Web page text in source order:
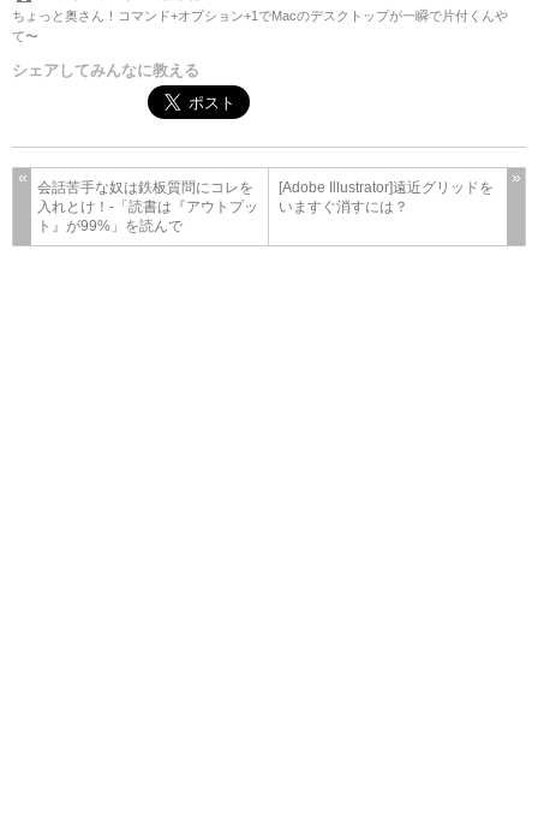
ちょっと奥さん！コマンド+オプション+1でMacのデスクトップが一瞬で片付くんや
て〜
シェアしてみんなに教える
会話苦手な奴は鉄板質問にコレを
入れとけ！-「読書は『アウトプッ
ト』が99%」を読んで
[Adobe Illustrator]遠近グリッドを
いますぐ消すには？